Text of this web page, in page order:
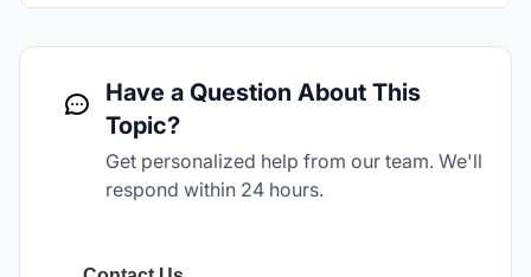
Have a Question About This
Topic?
Get personalized help from our team. We'll
respond within 24 hours.